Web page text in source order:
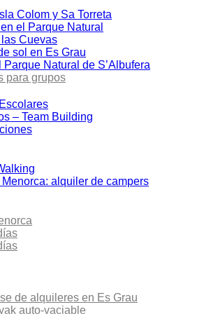
Colom y Sa Torreta
el Parque Natural
Cuevas
sol en Es Grau
Parque Natural de S’Albufera
para grupos
– Team Building
alquiler de campers
de alquileres en Es Grau
auto-vaciable